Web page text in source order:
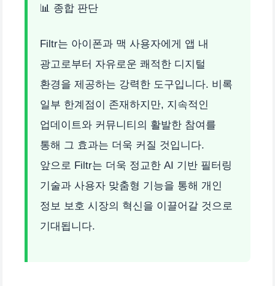
📊 종합 판단
Filtr는 아이폰과 맥 사용자에게 앱 내
광고로부터 자유로운 쾌적한 디지털
환경을 제공하는 강력한 도구입니다. 비록
일부 한계점이 존재하지만, 지속적인
업데이트와 커뮤니티의 활발한 참여를
통해 그 효과는 더욱 커질 것입니다.
앞으로 Filtr는 더욱 정교한 AI 기반 필터링
기술과 사용자 맞춤형 기능을 통해 개인
정보 보호 시장의 혁신을 이끌어갈 것으로
기대됩니다.